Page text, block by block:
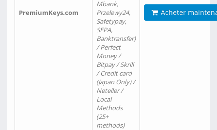
PremiumKeys.com
Mbank,
Przelewy24,
Safetypay,
SEPA,
Banktransfer)
/ Perfect
Money /
Bitpay / Skrill
/ Credit card
(Japan Only) /
Neteller /
Local
Methods
(25+
methods)
Acheter